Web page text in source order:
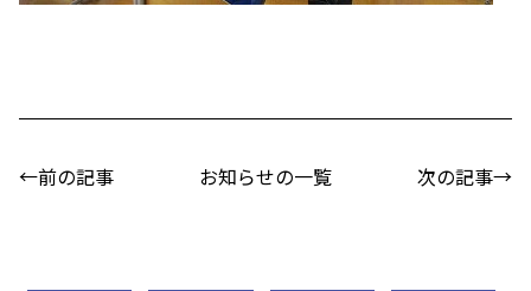
←前の記事 お知らせの一覧 次の記事→